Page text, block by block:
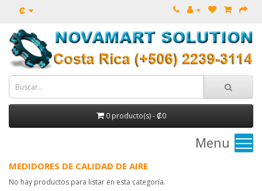
₡
0 producto(s) - ₡0
Menu
MEDIDORES DE CALIDAD DE AIRE
No hay productos para listar en esta categoría.